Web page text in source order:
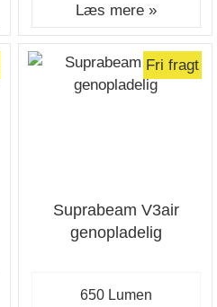
Læs mere »
Fri fragt
Suprabeam V3air
genopladelig
650 Lumen